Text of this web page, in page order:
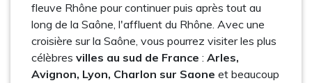
fleuve Rhône pour continuer puis après tout au
long de la Saône, l'affluent du Rhône. Avec une
croisière sur la Saône, vous pourrez visiter les plus
célèbres villes au sud de France : Arles,
Avignon, Lyon, Charlon sur Saone et beaucoup